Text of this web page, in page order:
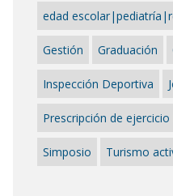
edad
Gestión Graduación
Inspección Deportiva
Prescripción de ejercicio
Simposio Turismo